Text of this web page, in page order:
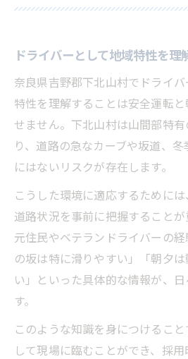
安全運転力を伸ばす下北山
法
山道でも安心できるド
凍結路に強いドライバ
地域住民が実践する安
ドライバーの安全意識
山間部で活きるドライ
地域密着型ドライバー
生活インフラ支えるド
地元ならではのドライ
安心して働くためのドライ
ドライバー適性診断で
ドライバーとして地域特性を理
奈良県吉野郡下北山村でドライ
特性を理解することは安全運転
せません。下北山村は山間部特
り、道路の急なカーブや坂道、
にはないリスクが存在します。
こうした環境に適応するために
道路状況を事前に把握すること
元住民やベテランドライバーの
の坂は特に滑りやすい」「朝夕
い」といった具体的な情報が、
す。
このような知識を身につけるこ
して現場に臨むことができ、採